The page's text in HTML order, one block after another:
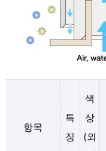
항목
특
징
색
상
(외